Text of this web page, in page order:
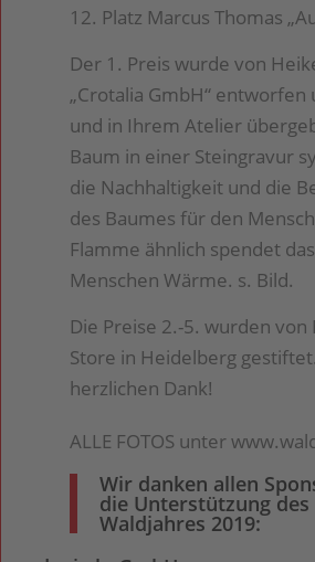
12. Platz Marcus Thomas
Der 1. Preis wurde von
„Crotalia GmbH“
und in Ihrem Atelier
Baum in einer Steingravur
die Nachhaltigkeit und die
des Baumes für den
Flamme ähnlich spendet
Menschen Wärme. s. Bild.
Die Preise 2.-5. wurden von
Store in Heidelberg
herzlichen Dank!
ALLE FOTOS unter
Wir danken allen
die Unterstützung des
Waldjahres 2019: